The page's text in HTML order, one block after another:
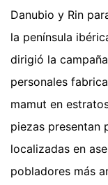
Danubio y Rin
la península
dirigió la
personales
mamut en
piezas presentan
localizadas en
pobladores más